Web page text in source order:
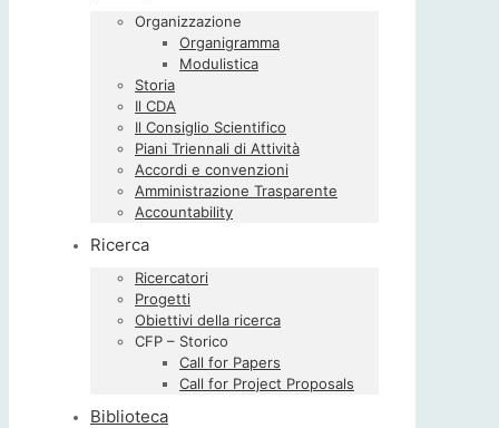
Organizzazione
Organigramma
Modulistica
Storia
Il CDA
Il Consiglio Scientifico
Piani Triennali di Attività
Accordi e convenzioni
Amministrazione Trasparente
Accountability
Ricerca
Ricercatori
Progetti
Obiettivi della ricerca
CFP – Storico
Call for Papers
Call for Project Proposals
Biblioteca